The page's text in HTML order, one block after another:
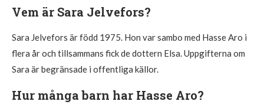
Vem är Sara Jelvefors?
Sara Jelvefors är född 1975. Hon var sambo med Hasse Aro i
flera år och tillsammans fick de dottern Elsa. Uppgifterna om
Sara är begränsade i offentliga källor.
Hur många barn har Hasse Aro?